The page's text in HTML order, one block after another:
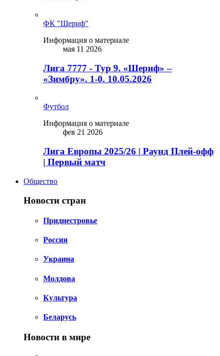
ФК "Шериф"
Информация о материале
мая 11 2026
Лига 7777 - Тур 9. «Шериф» –
«Зимбру». 1-0. 10.05.2026
Футбол
Информация о материале
фев 21 2026
Лига Европы 2025/26 | Раунд Плей-офф
| Первый матч
Общество
Новости стран
Приднестровье
Россия
Украина
Молдова
Культура
Беларусь
Новости в мире